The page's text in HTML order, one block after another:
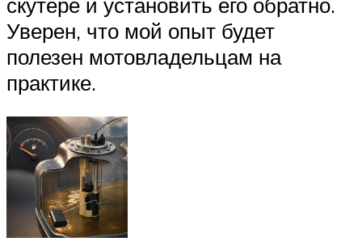
Уверен, что мой опыт будет
полезен мотовладельцам на
практике.